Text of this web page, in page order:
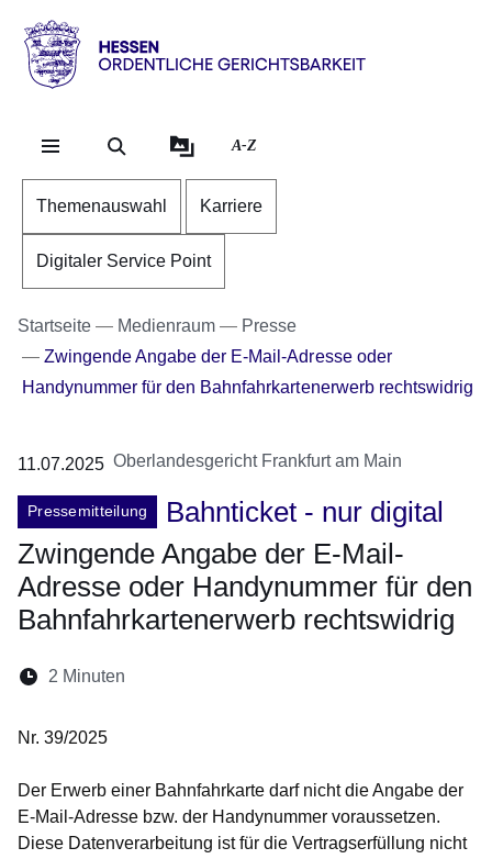
Direkt zum Kopf der
Direkt zum Inhalt
Direkt zum Fuß der
Hessen
Ordentliche
Gerichtsbarkeit
A-Z
Themenauswahl Karriere
Digitaler Service Point
Startseite Medienraum
Presse
Zwingende Angabe der E-Mail-Adresse oder
Handynummer für den Bahnfahrkartenerwerb rechtswidrig
11.07.2025 Oberlandesgericht Frankfurt am Main
Pressemitteilung
Bahnticket - nur digital
Zwingende Angabe der E-Mail-
Adresse oder Handynummer für den
Bahnfahrkartenerwerb rechtswidrig
Lesedauer:
2 Minuten
Nr. 39/2025
Der Erwerb einer Bahnfahrkarte darf nicht die Angabe der
E-Mail-Adresse bzw. der Handynummer voraussetzen.
Diese Datenverarbeitung ist für die Vertragserfüllung nicht